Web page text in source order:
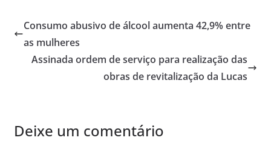
Consumo abusivo de álcool aumenta 42,9% entre
as mulheres
Assinada ordem de serviço para realização das
obras de revitalização da Lucas
Deixe um comentário